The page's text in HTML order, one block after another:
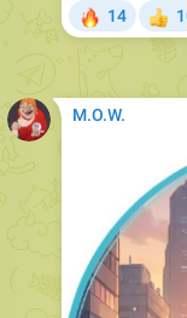
14
M.O.W.